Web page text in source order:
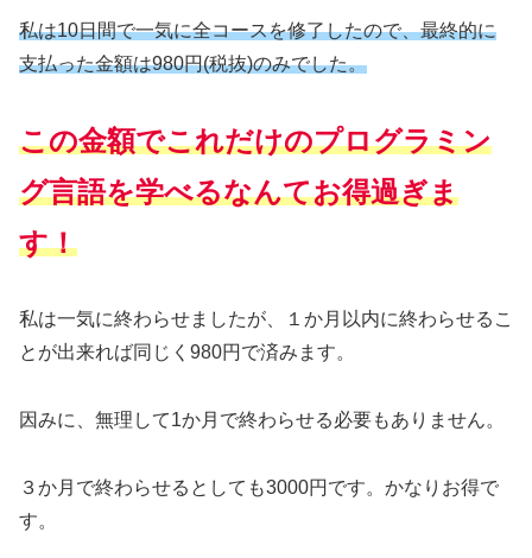
私は10日間で一気に全コースを修了したので、最終的に
支払った金額は980円(税抜)のみでした。
この金額でこれだけのプログラミン
グ言語を学べるなんてお得過ぎま
す！
私は一気に終わらせましたが、１か月以内に終わらせるこ
とが出来れば同じく980円で済みます。
因みに、無理して1か月で終わらせる必要もありません。
３か月で終わらせるとしても3000円です。かなりお得で
す。